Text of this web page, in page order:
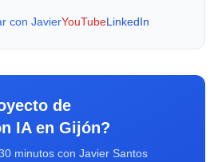
con JavierYouTubeLinkedIn
de
IAen Gijón?
minutos con Javier Santos